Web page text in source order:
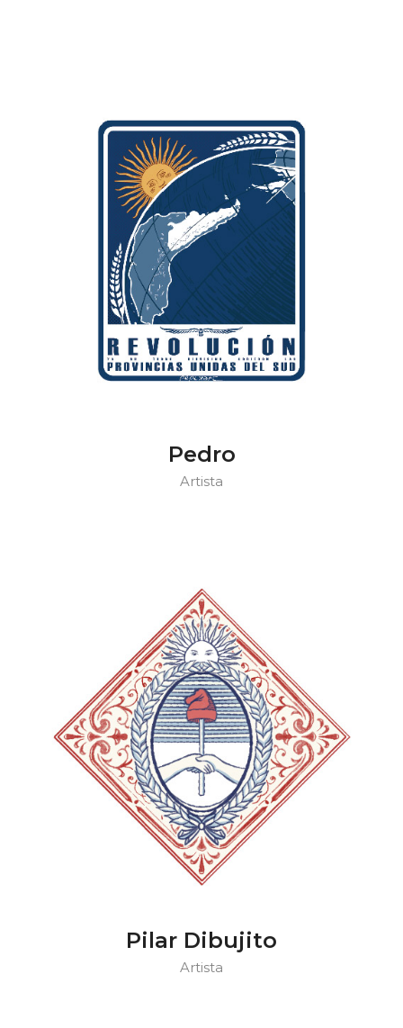
Pedro
Artista
Pilar Dibujito
Artista